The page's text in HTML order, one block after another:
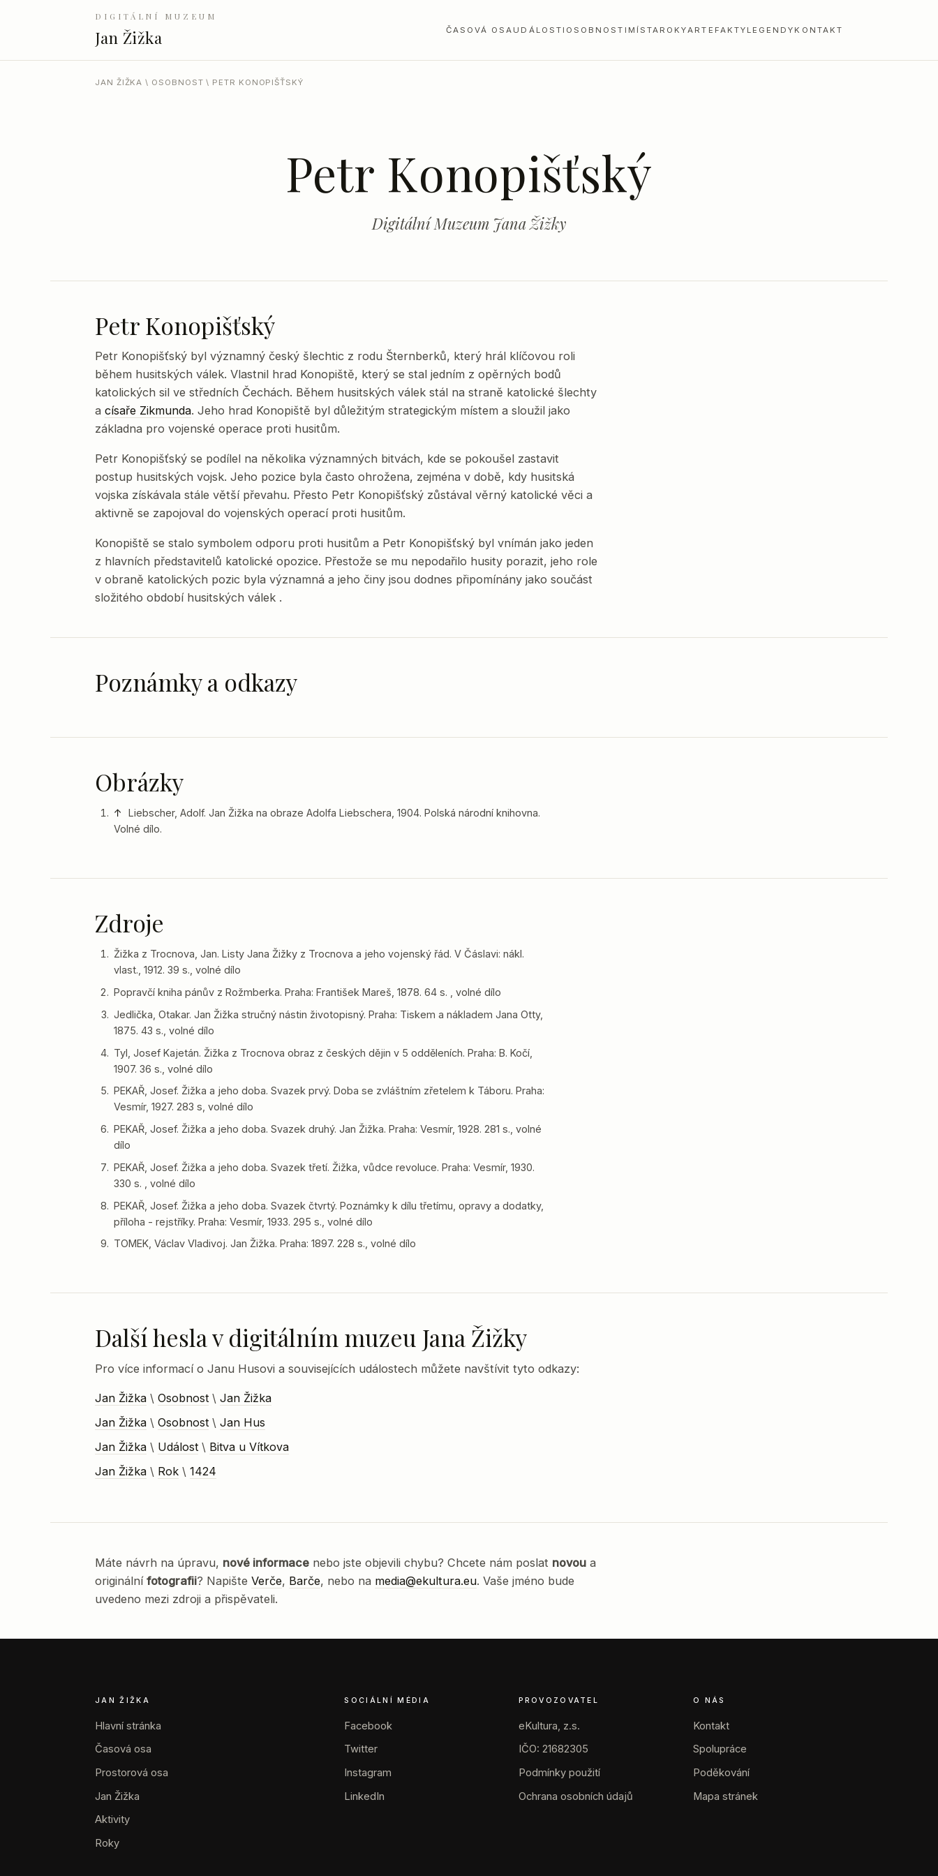
DIGITÁLNÍ MUZEUM
Jan Žižka ČASOVÁ OSA UDÁLOSTI OSOBNOSTI MÍSTA ROKYARTEFAKTY LEGENDY KONTAKT
JAN ŽIŽKA \ OSOBNOST \ PETR KONOPIŠŤSKÝ
Petr Konopišťský
Digitální Muzeum Jana Žižky
Petr Konopišťský
Petr Konopišťský byl významný český šlechtic z rodu Šternberků, který hrál klíčovou roli
během husitských válek. Vlastnil hrad Konopiště, který se stal jedním z opěrných bodů
katolických sil ve středních Čechách. Během husitských válek stál na straně katolické šlechty
a císaře Zikmunda. Jeho hrad Konopiště byl důležitým strategickým místem a sloužil jako
základna pro vojenské operace proti husitům.
Petr Konopišťský se podílel na několika významných bitvách, kde se pokoušel zastavit
postup husitských vojsk. Jeho pozice byla často ohrožena, zejména v době, kdy husitská
vojska získávala stále větší převahu. Přesto Petr Konopišťský zůstával věrný katolické věci a
aktivně se zapojoval do vojenských operací proti husitům.
Konopiště se stalo symbolem odporu proti husitům a Petr Konopišťský byl vnímán jako jeden
z hlavních představitelů katolické opozice. Přestože se mu nepodařilo husity porazit, jeho role
v obraně katolických pozic byla významná a jeho činy jsou dodnes připomínány jako součást
složitého období husitských válek .
Poznámky a odkazy
Obrázky
↑
Liebscher, Adolf. Jan Žižka na obraze Adolfa Liebschera, 1904. Polská národní knihovna.
Volné dílo.
Zdroje
Žižka z Trocnova, Jan. Listy Jana Žižky z Trocnova a jeho vojenský řád. V Čáslavi: nákl.
vlast., 1912. 39 s., volné dílo
Popravčí kniha pánův z Rožmberka. Praha: František Mareš, 1878. 64 s. , volné dílo
Jedlička, Otakar. Jan Žižka stručný nástin životopisný. Praha: Tiskem a nákladem Jana Otty,
1875. 43 s., volné dílo
Tyl, Josef Kajetán. Žižka z Trocnova obraz z českých dějin v 5 odděleních. Praha: B. Kočí,
1907. 36 s., volné dílo
PEKAŘ, Josef. Žižka a jeho doba. Svazek prvý. Doba se zvláštním zřetelem k Táboru. Praha:
Vesmír, 1927. 283 s, volné dílo
PEKAŘ, Josef. Žižka a jeho doba. Svazek druhý. Jan Žižka. Praha: Vesmír, 1928. 281 s., volné
dílo
PEKAŘ, Josef. Žižka a jeho doba. Svazek třetí. Žižka, vůdce revoluce. Praha: Vesmír, 1930.
330 s. , volné dílo
PEKAŘ, Josef. Žižka a jeho doba. Svazek čtvrtý. Poznámky k dílu třetímu, opravy a dodatky,
příloha - rejstříky. Praha: Vesmír, 1933. 295 s., volné dílo
TOMEK, Václav Vladivoj. Jan Žižka. Praha: 1897. 228 s., volné dílo
Další hesla v digitálním muzeu Jana Žižky
Pro více informací o Janu Husovi a souvisejících událostech můžete navštívit tyto odkazy:
Jan Žižka \ Osobnost \ Jan Žižka
Jan Žižka \ Osobnost \ Jan Hus
Jan Žižka \ Událost \ Bitva u Vítkova
Jan Žižka \ Rok \ 1424
Máte návrh na úpravu, nové informace nebo jste objevili chybu? Chcete nám poslat novou a
originální fotografii? Napište Verče, Barče, nebo na media@ekultura.eu. Vaše jméno bude
uvedeno mezi zdroji a přispěvateli.
JAN ŽIŽKA
Hlavní stránka
Časová osa
Prostorová osa
Jan Žižka
Aktivity
Roky
SOCIÁLNÍ MÉDIA
Facebook
Twitter
Instagram
LinkedIn
PROVOZOVATEL
eKultura, z.s.
IČO: 21682305
Podmínky použití
Ochrana osobních údajů
O NÁS
Kontakt
Spolupráce
Poděkování
Mapa stránek